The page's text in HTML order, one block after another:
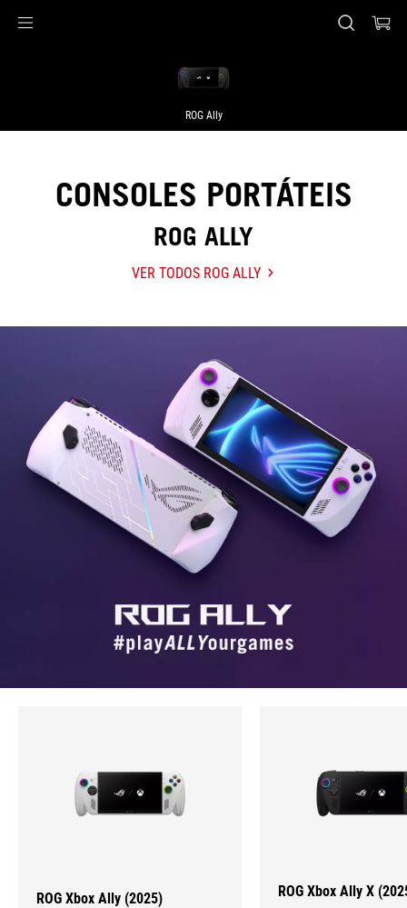
ROG Ally
CONSOLES PORTÁTEIS
ROG ALLY
VER TODOS ROG ALLY
ROG
ROG Xbox Ally (2025) ROG Xbox Ally X